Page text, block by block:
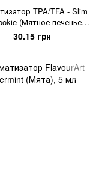
TPA/TFA - Slim
(Мятное печенье с
глазурью), 5 мл
30.15 грн